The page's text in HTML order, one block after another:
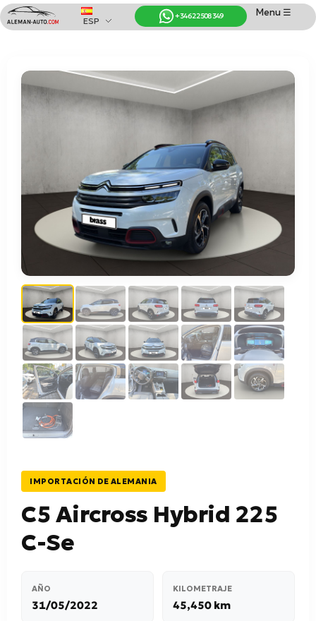
Coches de Alemania
Importación de Coches de Alemania
Menu ☰
+34 622 508 349
ESP
IMPORTACIÓN DE ALEMANIA
C5 Aircross Hybrid 225
C-Se
AÑO
31/05/2022
KILOMETRAJE
45,450 km